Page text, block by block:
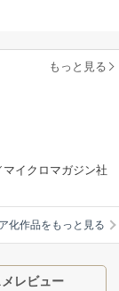
もっと見る
イクロマガジン社
イン:齋藤温子
化作品をもっと見る
レビュー